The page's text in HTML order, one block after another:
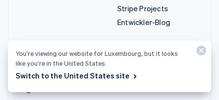
Stripe Projects
Entwickler-Blog
Leitfäden
Kundenstories
Karriere
You’re viewing our website for Luxembourg, but it looks
like you’re in the United States.
Switch to the United States site